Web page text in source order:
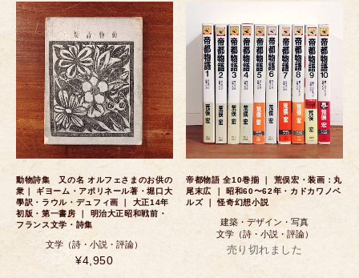
動物詩集 又の名 オルフェさまのお供の
衆｜ ギヨーム・アポリネール著・堀口大
學訳・ラウル・デュフィ画 ｜ 大正14年
初版・第一書房 ｜ 明治大正昭和戦前・
フランス文学・詩集
文学（詩・小説・評論）
¥4,950
帝都物語 全10巻揃 ｜ 荒俣宏・装画：丸
尾末広 ｜ 昭和60〜62年・カドカワノベ
ルズ ｜ 怪奇幻想小説
建築・デザイン・写真
文学（詩・小説・評論）
売り切れました